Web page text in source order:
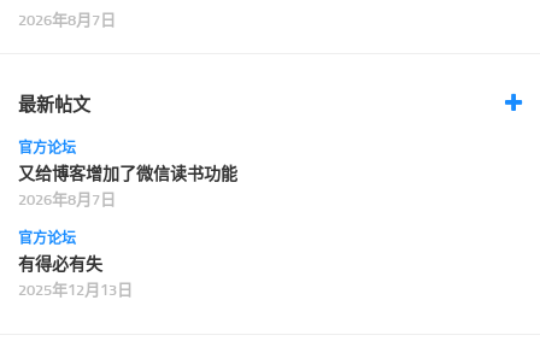
2026年8月7日
最新帖文
官方论坛
又给博客增加了微信读书功能
2026年8月7日
官方论坛
有得必有失
2025年12月13日